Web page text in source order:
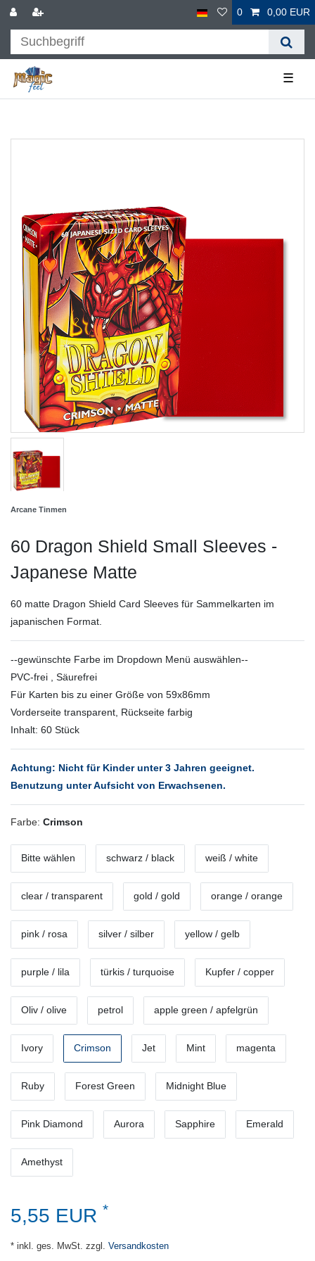
0 0,00 EUR
☰
Arcane Tinmen
60 Dragon Shield Small Sleeves -
Japanese Matte
60 matte Dragon Shield Card Sleeves für Sammelkarten im
japanischen Format.
--gewünschte Farbe im Dropdown Menü auswählen--
PVC-frei , Säurefrei
Für Karten bis zu einer Größe von 59x86mm
Vorderseite transparent, Rückseite farbig
Inhalt: 60 Stück
Achtung: Nicht für Kinder unter 3 Jahren geeignet.
Benutzung unter Aufsicht von Erwachsenen.
Farbe: Crimson
Bitte wählen schwarz / black weiß / white
clear / transparent gold / gold orange / orange
pink / rosa silver / silber yellow / gelb
purple / lila türkis / turquoise Kupfer / copper
Oliv / olive petrol apple green / apfelgrün
Ivory Crimson Jet Mint magenta
Ruby Forest Green Midnight Blue
Pink Diamond Aurora Sapphire Emerald
Amethyst
5,55 EUR *
* inkl. ges. MwSt. zzgl. Versandkosten